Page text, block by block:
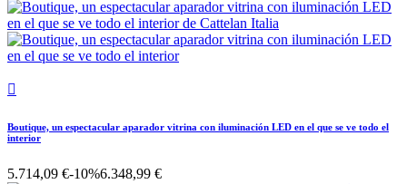

Boutique, un espectacular aparador vitrina con iluminación LED en el que se ve todo el
interior
5.714,09 €-10%6.348,99 €